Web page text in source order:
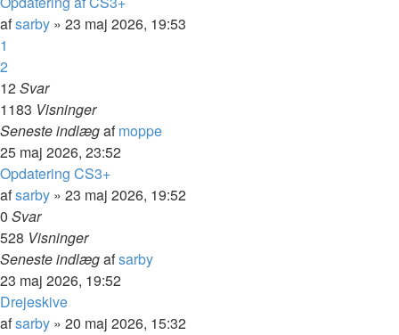
afsarby » 23 maj 2026, 19:53
1
2
12Svar
1183 Visninger
Seneste indlægafmoppe
25 maj 2026, 23:52
Opdatering CS3+
afsarby » 23 maj 2026, 19:52
0 Svar
528 Visninger
Seneste indlægafsarby
23 maj 2026, 19:52
Drejeskive
afsarby » 20 maj 2026, 15:32